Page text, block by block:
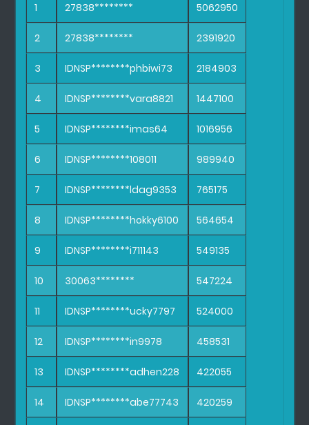
1 27838******** 5062950
2 27838******** 2391920
3 IDNSP********phbiwi73 2184903
4 IDNSP********vara8821 1447100
5 IDNSP********imas64 1016956
6 IDNSP********108011 989940
7 IDNSP********ldag9353 765175
8 IDNSP********hokky6100 564654
9 IDNSP********i711143 549135
10 30063******** 547224
11 IDNSP********ucky7797 524000
12 IDNSP********in9978 458531
13 IDNSP********adhen228 422055
14 IDNSP********abe77743 420259